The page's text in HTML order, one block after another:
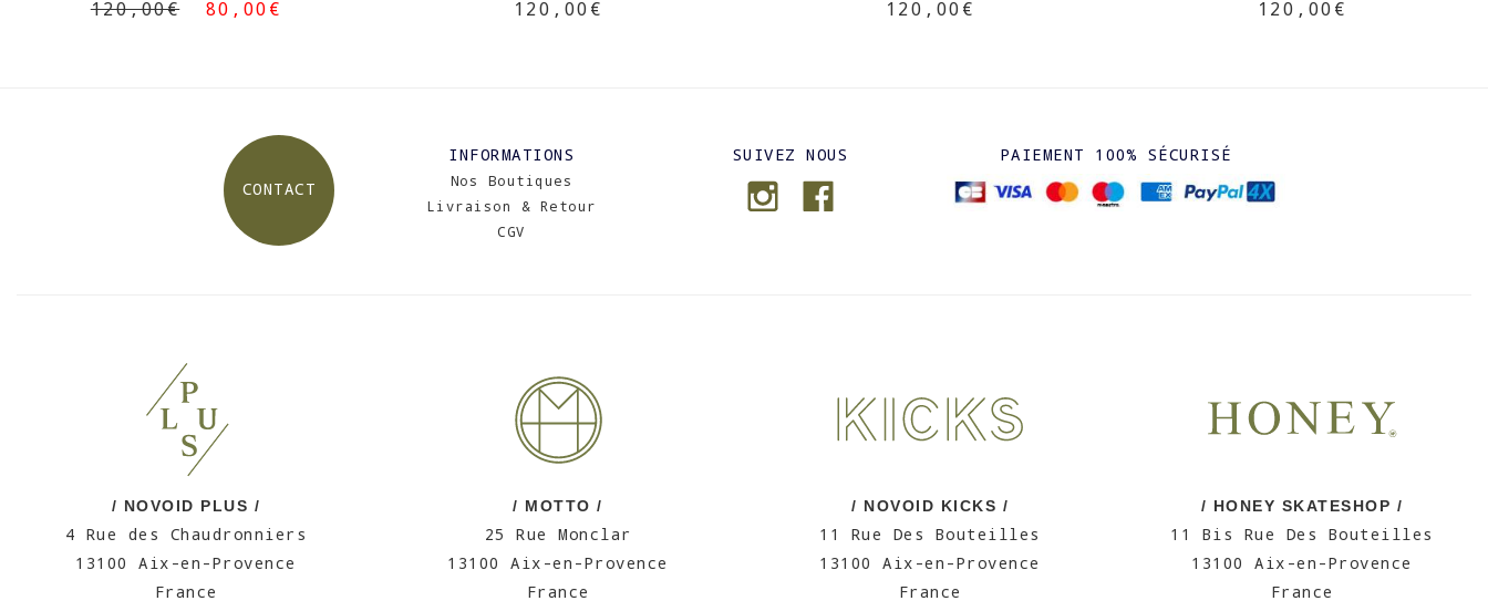
120,00€ 80,00€ 120,00€ 120,00€ 120,00€
CONTACT
INFORMATIONS
Nos Boutiques
Livraison & Retour
CGV
SUIVEZ NOUS PAIEMENT 100% SÉCURISÉ
/ NOVOID PLUS /
4 Rue des Chaudronniers
13100 Aix-en-Provence
France
/ MOTTO /
25 Rue Monclar
13100 Aix-en-Provence
France
/ NOVOID KICKS /
11 Rue Des Bouteilles
13100 Aix-en-Provence
France
/ HONEY SKATESHOP /
11 Bis Rue Des Bouteilles
13100 Aix-en-Provence
France